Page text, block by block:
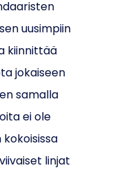
uusimpiin
kiinnittää
jokaiseen
samalla
ei ole
linjat